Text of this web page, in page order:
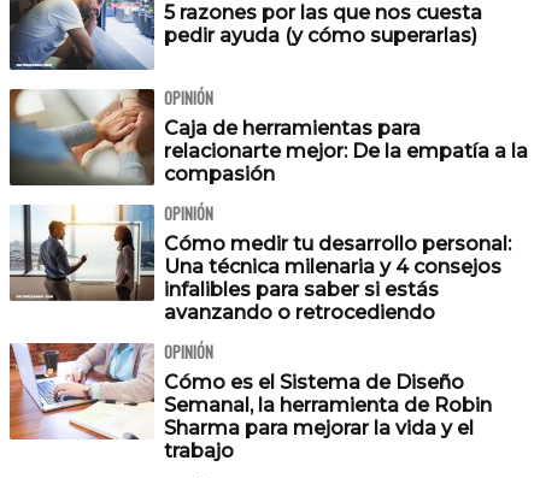
5 razones por las que nos cuesta
pedir ayuda (y cómo superarlas)
OPINIÓN
Caja de herramientas para
relacionarte mejor: De la empatía a la
compasión
OPINIÓN
Cómo medir tu desarrollo personal:
‍Una técnica milenaria y 4 consejos
infalibles para saber si estás
avanzando o retrocediendo
OPINIÓN
Cómo es el Sistema de Diseño
Semanal, la herramienta de Robin
Sharma para mejorar la vida y el
trabajo